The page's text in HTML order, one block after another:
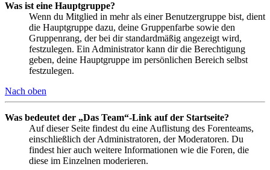
Was ist eine Hauptgruppe?
Wenn du Mitglied in mehr als einer Benutzergruppe bist, dient
die Hauptgruppe dazu, deine Gruppenfarbe sowie den
Gruppenrang, der bei dir standardmäßig angezeigt wird,
festzulegen. Ein Administrator kann dir die Berechtigung
geben, deine Hauptgruppe im persönlichen Bereich selbst
festzulegen.
Nach oben
Was bedeutet der „Das Team“-Link auf der Startseite?
Auf dieser Seite findest du eine Auflistung des Forenteams,
einschließlich der Administratoren, der Moderatoren. Du
findest hier auch weitere Informationen wie die Foren, die
diese im Einzelnen moderieren.